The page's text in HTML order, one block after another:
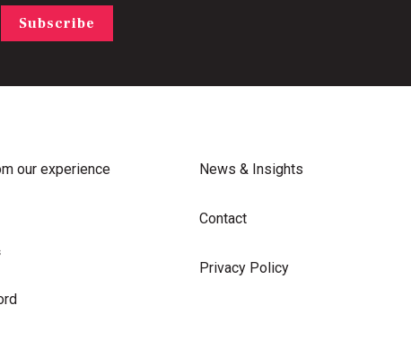
Subscribe
our experience News & Insights
Contact
Privacy Policy